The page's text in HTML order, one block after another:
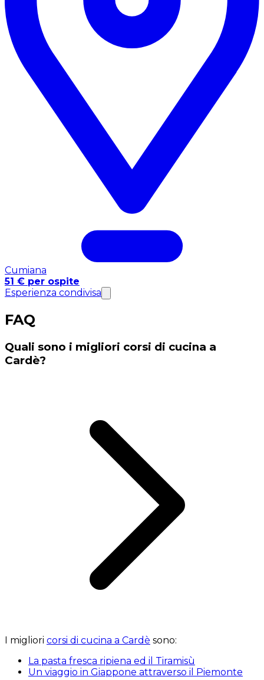
Cumiana
51 € per ospite
Esperienza condivisa
FAQ
Quali sono i migliori corsi di cucina a
Cardè?
I migliori corsi di cucina a Cardè sono:
La pasta fresca ripiena ed il Tiramisù
Un viaggio in Giappone attraverso il Piemonte